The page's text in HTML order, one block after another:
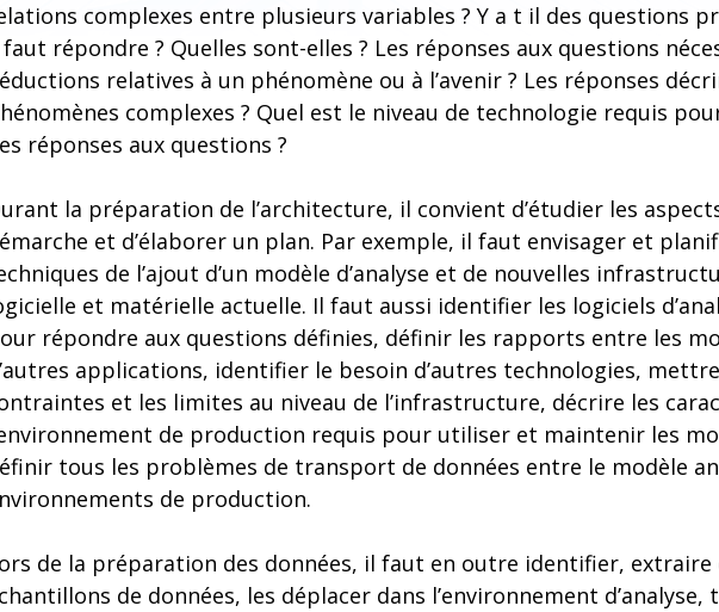
complexes entre plusieurs variables ? Y a t il des questions
répondre ? Quelles sont-elles ? Les réponses aux questions
relatives à un phénomène ou à l’avenir ? Les réponses
complexes ? Quel est le niveau de technologie requis
réponses aux questions ?
la préparation de l’architecture, il convient d’étudier les
et d’élaborer un plan. Par exemple, il faut envisager et
de l’ajout d’un modèle d’analyse et de nouvelles
et matérielle actuelle. Il faut aussi identifier les logiciels
répondre aux questions définies, définir les rapports entre les
applications, identifier le besoin d’autres technologies,
et les limites au niveau de l’infrastructure, décrire les
de production requis pour utiliser et maintenir les
tous les problèmes de transport de données entre le modèle
de production.
de la préparation des données, il faut en outre identifier, extraire
de données, les déplacer dans l’environnement